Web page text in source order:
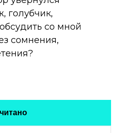
голубчик,
со мной
сомнения,